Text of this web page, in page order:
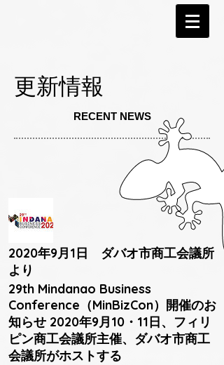
更新情報
RECENT NEWS
2020年9月1日 ダバオ市商工会議所
より
29th Mindanao Business
Conference（MinBizCon）開催のお
知らせ 2020年9月10・11日、フィリ
ピン商工会議所主催、ダバオ市商工
会議所がホストする